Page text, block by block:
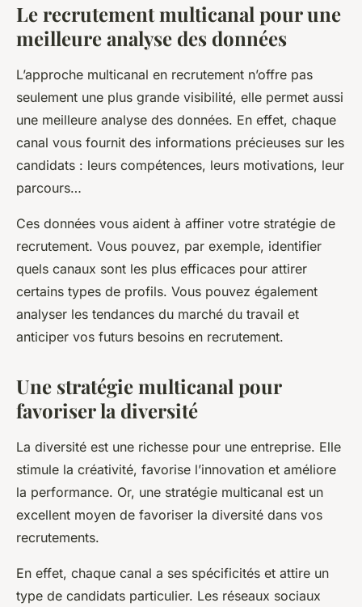
Le recrutement multicanal pour une
meilleure analyse des données
L’approche multicanal en recrutement n’offre pas
seulement une plus grande visibilité, elle permet aussi
une meilleure analyse des données. En effet, chaque
canal vous fournit des informations précieuses sur les
candidats : leurs compétences, leurs motivations, leur
parcours…
Ces données vous aident à affiner votre stratégie de
recrutement. Vous pouvez, par exemple, identifier
quels canaux sont les plus efficaces pour attirer
certains types de profils. Vous pouvez également
analyser les tendances du marché du travail et
anticiper vos futurs besoins en recrutement.
Une stratégie multicanal pour
favoriser la diversité
La diversité est une richesse pour une entreprise. Elle
stimule la créativité, favorise l’innovation et améliore
la performance. Or, une stratégie multicanal est un
excellent moyen de favoriser la diversité dans vos
recrutements.
En effet, chaque canal a ses spécificités et attire un
type de candidats particulier. Les réseaux sociaux